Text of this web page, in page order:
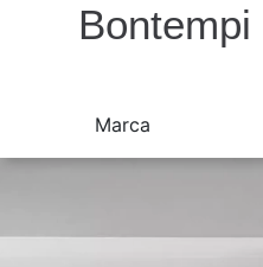
Bontempi
Marca